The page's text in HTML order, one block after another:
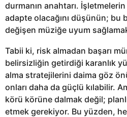
durmanın anahtarı.
adapte olacağını düşünün; bu
değişen müziğe uyum
Tabii ki, risk almadan başarı
belirsizliğin getirdiği karanlık
alma stratejilerini daima göz
onları daha da güçlü kılabilir.
körü körüne dalmak değil;
etmek gerekiyor. Bu yüzden,